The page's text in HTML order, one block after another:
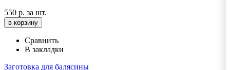
550 р. за шт.
в корзину
Сравнить
В закладки
Заготовка для балясины